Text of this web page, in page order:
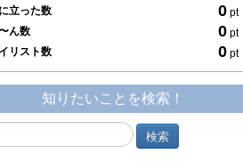
立った数
0 pt
ん数
0 pt
リスト数
0 pt
知りたいことを検索！